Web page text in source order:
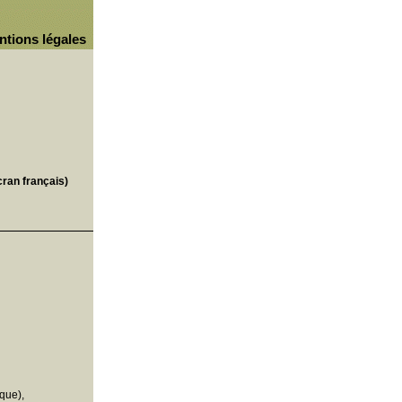
légales
français)